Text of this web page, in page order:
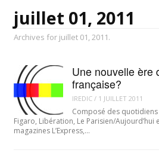
juillet 01, 2011
Archives for juillet 01, 2011.
Une nouvelle ère
française?
IREDIC/ 1 JUILLET 2011
Composé des quotidiens
Figaro, Libération, Le Parisien/Aujourd’hui
magazines L’Express,…